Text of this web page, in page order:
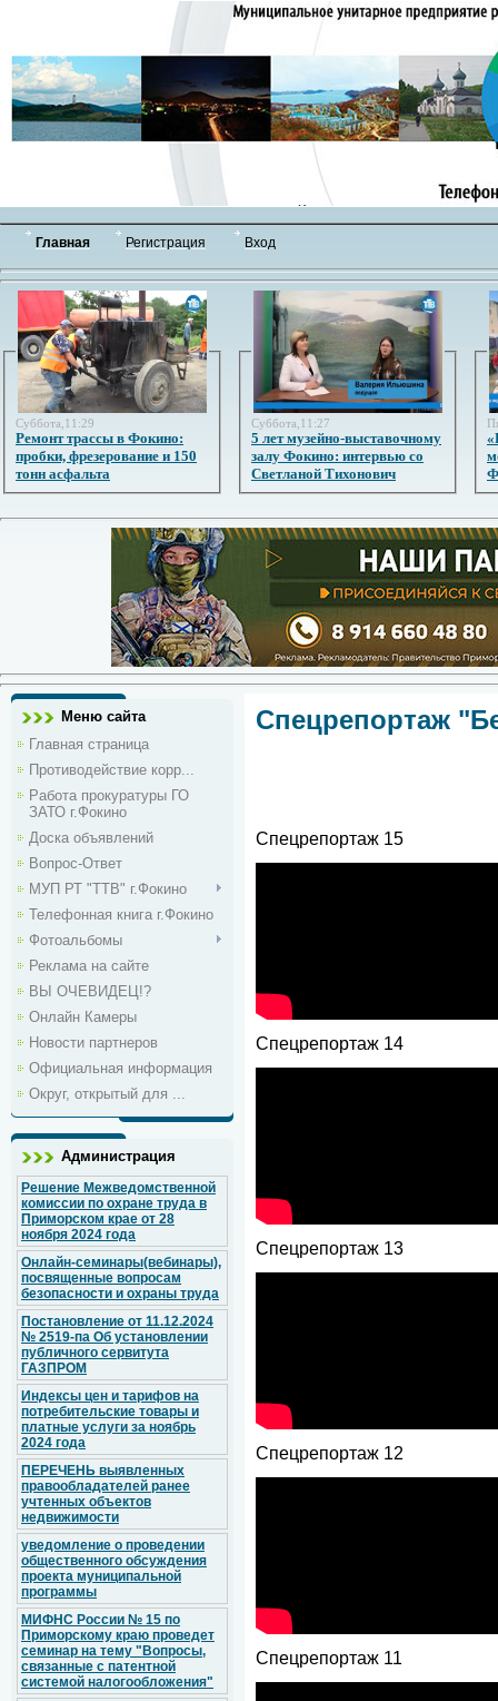
Главная Регистрация Вход
Суббота,11:29
Ремонт трассы в Фокино:
пробки, фрезерование и 150
тонн асфальта
Суббота,11:27
5 лет музейно-выставочному
залу Фокино: интервью со
Светланой Тихонович
Меню сайта
Главная страница
Противодействие корр...
Работа прокуратуры ГО
ЗАТО г.Фокино
Доска объявлений
Вопрос-Ответ
МУП РТ "ТТВ" г.Фокино
Телефонная книга г.Фокино
Фотоальбомы
Реклама на сайте
ВЫ ОЧЕВИДЕЦ!?
Онлайн Камеры
Новости партнеров
Официальная информация
Округ, открытый для ...
Администрация
Решение Межведомственной
комиссии по охране труда в
Приморском крае от 28
ноября 2024 года
Онлайн-семинары(вебинары),
посвященные вопросам
безопасности и охраны труда
Постановление от 11.12.2024
№ 2519-па Об установлении
публичного сервитута
ГАЗПРОМ
Индексы цен и тарифов на
потребительские товары и
платные услуги за ноябрь
2024 года
ПЕРЕЧЕНЬ выявленных
правообладателей ранее
учтенных объектов
недвижимости
уведомление о проведении
общественного обсуждения
проекта муниципальной
программы
МИФНС России № 15 по
Приморскому краю проведет
семинар на тему "Вопросы,
связанные с патентной
системой налогообложения"
Спецрепортаж
Спецрепортаж 15
Спецрепортаж 14
Спецрепортаж 13
Спецрепортаж 12
Спецрепортаж 11